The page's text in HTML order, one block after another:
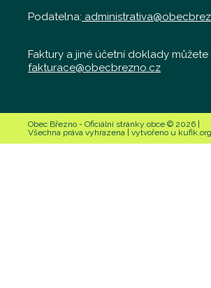
Podatelna:
Faktury a jiné účetní doklady můžete
fakturace@obecbrezno.cz
Obec Březno - Oficiální stránky obce © 2026 |
Všechna práva vyhrazena | vytvořeno u kufik.org